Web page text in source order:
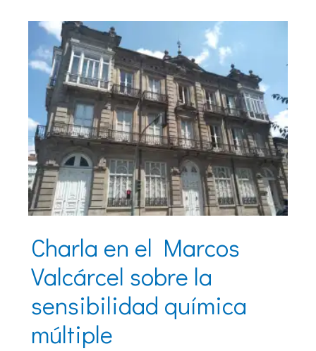
Charla en el Marcos
Valcárcel sobre la
sensibilidad química
múltiple